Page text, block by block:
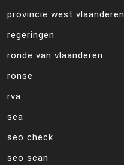
provincie west vlaanderen
regeringen
ronde van vlaanderen
ronse
rva
sea
seo check
seo scan